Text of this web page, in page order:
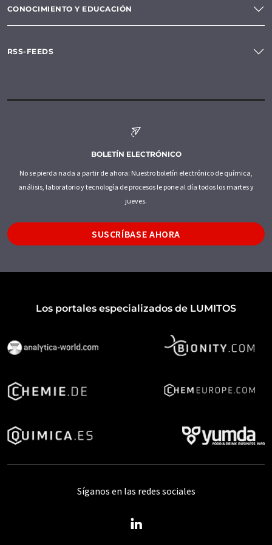
CONOCIMIENTO Y EDUCACIÓN
RSS-FEEDS
BOLETÍN ELECTRÓNICO
No se pierda nada a partir de ahora: Nuestro boletín electrónico de química,
análisis, laboratorio y tecnología de procesos le pone al día todos los martes y
jueves.
SUSCRÍBASE AHORA
Los portales especializados de LUMITOS
Síganos en las redes sociales